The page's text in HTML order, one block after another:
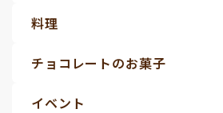
料理
チョコレートのお菓子
イベント